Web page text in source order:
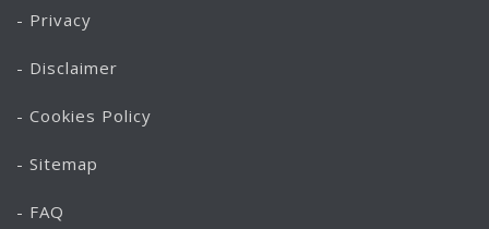
- Privacy
- Disclaimer
- Cookies Policy
- Sitemap
- FAQ